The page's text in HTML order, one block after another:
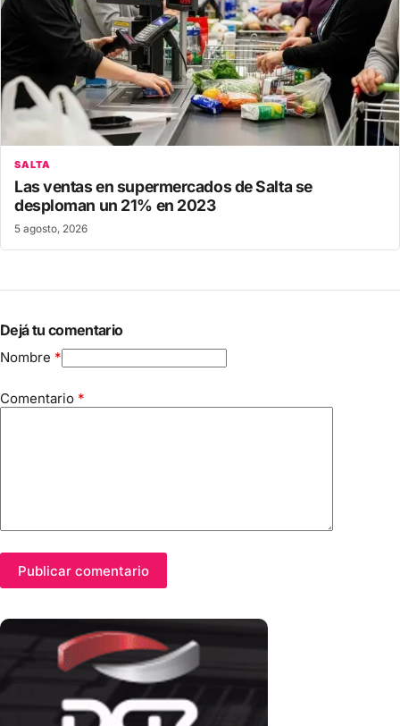
SALTA
Las ventas en supermercados de Salta se
desploman un 21% en 2023
5 agosto, 2026
Dejá tu comentario
Nombre *
Comentario *
Publicar comentario